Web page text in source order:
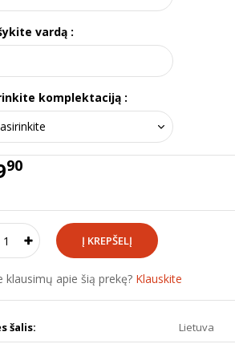
vardą :
komplektaciją :
90
klausimų apie šią prekę? Klauskite
šalis: Lietuva